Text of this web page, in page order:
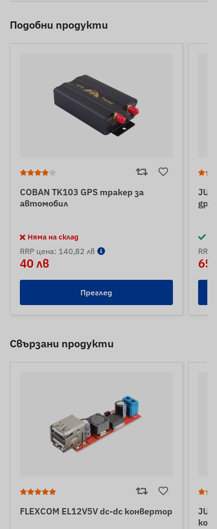
Подобни продукти
COBAN TK103 GPS тракер за
автомобил
Няма на склад
RRP цена: 140,82 лв
40 лв
Преглед
gps
RRP
65
Свързани продукти
FLEXCOM EL12V5V dc-dc конвертор